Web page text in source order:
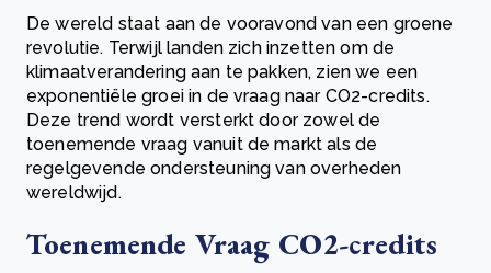
De wereld staat aan de vooravond van een groene
revolutie. Terwijl landen zich inzetten om de
klimaatverandering aan te pakken, zien we een
exponentiële groei in de vraag naar CO2-credits.
Deze trend wordt versterkt door zowel de
toenemende vraag vanuit de markt als de
regelgevende ondersteuning van overheden
wereldwijd.
Toenemende Vraag CO2-credits